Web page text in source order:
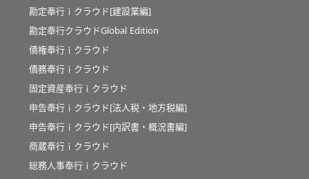
勘定奉行ｉクラウド[建設業編]
勘定奉行クラウドGlobal Edition
債権奉行ｉクラウド
債務奉行ｉクラウド
固定資産奉行ｉクラウド
申告奉行ｉクラウド[法人税・地方税編]
申告奉行ｉクラウド[内訳書・概況書編]
商蔵奉行ｉクラウド
総務人事奉行ｉクラウド